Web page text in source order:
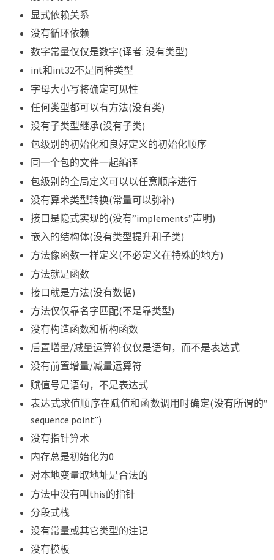
显式依赖关系
没有循环依赖
数字常量仅仅是数字(译者: 没有类型)
int和int32不是同种类型
字母大小写将确定可见性
任何类型都可以有方法(没有类)
没有子类型继承(没有子类)
包级别的初始化和良好定义的初始化顺序
同一个包的文件一起编译
包级别的全局定义可以以任意顺序进行
没有算术类型转换(常量可以弥补)
接口是隐式实现的(没有”implements”声明)
嵌入的结构体(没有类型提升和子类)
方法像函数一样定义(不必定义在特殊的地方)
方法就是函数
接口就是方法(没有数据)
方法仅仅靠名字匹配(不是靠类型)
没有构造函数和析构函数
后置增量/减量运算符仅仅是语句，而不是表达式
没有前置增量/减量运算符
赋值号是语句，不是表达式
表达式求值顺序在赋值和函数调用时确定(没有所谓的”
sequence point”)
没有指针算术
内存总是初始化为0
对本地变量取地址是合法的
方法中没有叫this的指针
分段式栈
没有常量或其它类型的注记
没有模板